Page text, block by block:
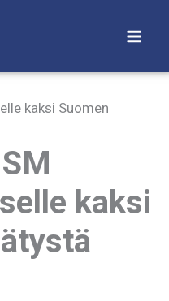
kaksi Suomen
kaksi